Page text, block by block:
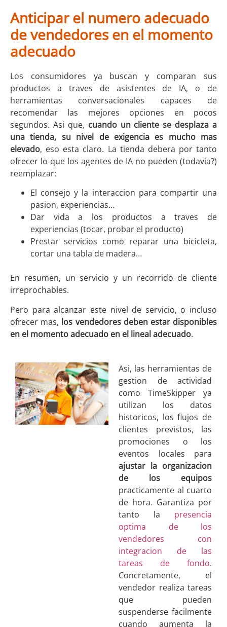
Anticipar el numero adecuado
de vendedores en el momento
adecuado
Los consumidores ya buscan y comparan sus
productos a traves de asistentes de IA, o de
herramientas conversacionales capaces de
recomendar las mejores opciones en pocos
segundos. Asi que, cuando un cliente se desplaza a
una tienda, su nivel de exigencia es mucho mas
elevado, eso esta claro. La tienda debera por tanto
ofrecer lo que los agentes de IA no pueden (todavia?)
reemplazar:
El consejo y la interaccion para compartir una
pasion, experiencias…
Dar vida a los productos a traves de
experiencias (tocar, probar el producto)
Prestar servicios como reparar una bicicleta,
cortar una tabla de madera…
En resumen, un servicio y un recorrido de cliente
irreprochables.
Pero para alcanzar este nivel de servicio, o incluso
ofrecer mas, los vendedores deben estar disponibles
en el momento adecuado en el lineal adecuado.
Asi, las herramientas de
gestion de actividad
como TimeSkipper ya
utilizan los datos
historicos, los flujos de
clientes previstos, las
promociones o los
eventos locales para
ajustar la organizacion
de los equipos
practicamente al cuarto
de hora. Garantiza por
tanto la presencia
optima de los
vendedores con
integracion de las
tareas de fondo.
Concretamente, el
vendedor realiza tareas
que pueden
suspenderse facilmente
cuando aumenta la